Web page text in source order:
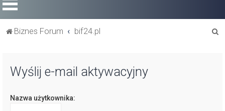
Biznes Forum bif24.pl
Wyślij e-mail aktywacyjny
Nazwa użytkownika: